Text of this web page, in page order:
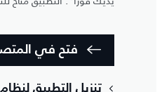
فتح في
تنزيل التطبيق لنظام IOS